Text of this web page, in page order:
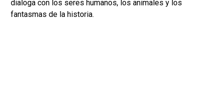
dialoga con los seres humanos, los animales y los
fantasmas de la historia.